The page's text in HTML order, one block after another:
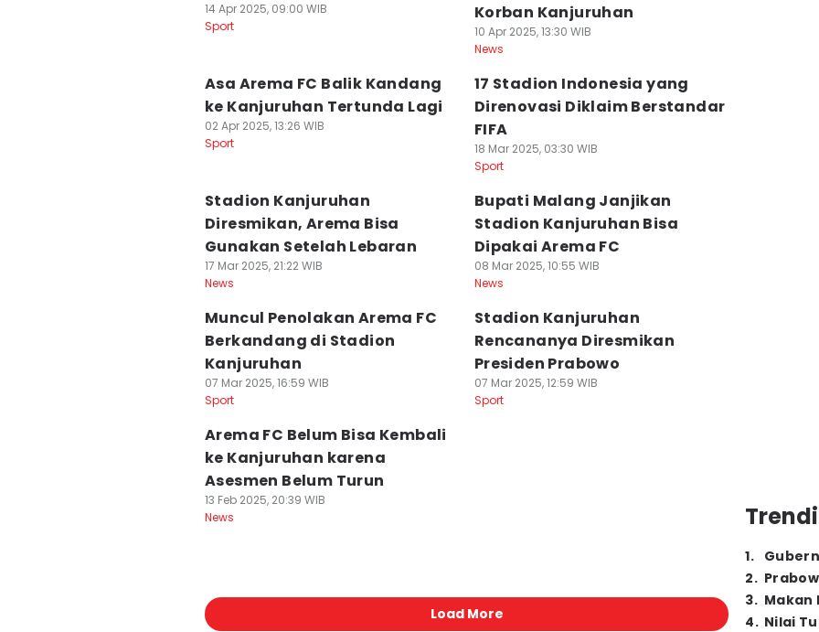
14 Apr 2025, 09:00 WIB
Sport
Korban Kanjuruhan
10 Apr 2025, 13:30 WIB
News
Asa Arema FC Balik Kandang
ke Kanjuruhan Tertunda Lagi
02 Apr 2025, 13:26 WIB
Sport
17 Stadion Indonesia yang
Direnovasi Diklaim Berstandar
FIFA
18 Mar 2025, 03:30 WIB
Sport
Stadion Kanjuruhan
Diresmikan, Arema Bisa
Gunakan Setelah Lebaran
17 Mar 2025, 21:22 WIB
News
Bupati Malang Janjikan
Stadion Kanjuruhan Bisa
Dipakai Arema FC
08 Mar 2025, 10:55 WIB
News
Muncul Penolakan Arema FC
Berkandang di Stadion
Kanjuruhan
07 Mar 2025, 16:59 WIB
Sport
Stadion Kanjuruhan
Rencananya Diresmikan
Presiden Prabowo
07 Mar 2025, 12:59 WIB
Sport
Arema FC Belum Bisa Kembali
ke Kanjuruhan karena
Asesmen Belum Turun
13 Feb 2025, 20:39 WIB
News
Load More
1.
2.
3. Makan
4. Nilai